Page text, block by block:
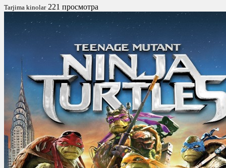
Tarjima kinolar 221 просмотра